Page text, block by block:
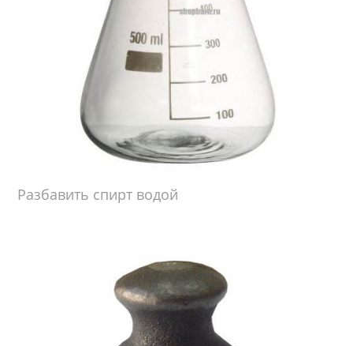
Разбавить спирт водой